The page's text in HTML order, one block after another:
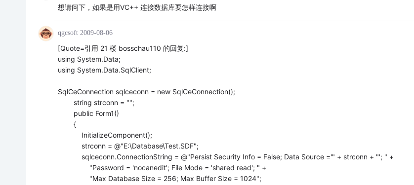
想请问下，如果是用VC++ 连接数据库要怎样连接啊
qgcsoft 2009-08-06
[Quote=引用 21 楼 bosschau110 的回复:]
using System.Data;
using System.Data.SqlClient;
SqlCeConnection sqlceconn = new SqlCeConnection();
string strconn = "";
public Form1()
{
InitializeComponent();
strconn = @"E:\Database\Test.SDF";
sqlceconn.ConnectionString = @"Persist Security Info = False; Data Source ='" + strconn + "'; " +
"Password = 'nocanedit'; File Mode = 'shared read'; " +
"Max Database Size = 256; Max Buffer Size = 1024";